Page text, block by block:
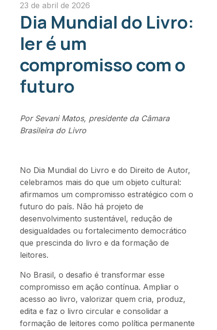
23 de abril de 2026
Dia Mundial do Livro:
ler é um
compromisso com o
futuro
Por Sevani Matos, presidente da Câmara
Brasileira do Livro
No Dia Mundial do Livro e do Direito de Autor,
celebramos mais do que um objeto cultural:
afirmamos um compromisso estratégico com o
futuro do país. Não há projeto de
desenvolvimento sustentável, redução de
desigualdades ou fortalecimento democrático
que prescinda do livro e da formação de
leitores.
No Brasil, o desafio é transformar esse
compromisso em ação contínua. Ampliar o
acesso ao livro, valorizar quem cria, produz,
edita e faz o livro circular e consolidar a
formação de leitores como política permanente